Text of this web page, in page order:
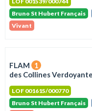
Bruno St Hubert Français
Vivant
FLAM
1
des Collines
LOF 001615/000770
Bruno St Hubert Français